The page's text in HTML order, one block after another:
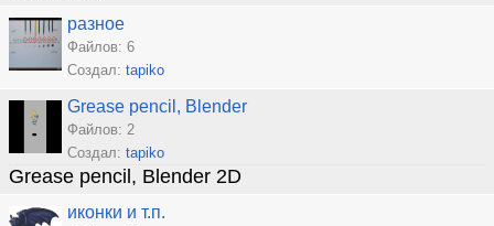
разное
Файлов: 6
Создал: tapiko
Grease pencil, Blender
Файлов: 2
Создал: tapiko
Grease pencil, Blender 2D
иконки и т.п.